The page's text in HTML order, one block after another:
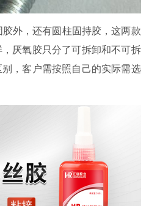
外，还有圆柱固持胶，这两款
厌氧胶只分了可拆卸和不可拆
，客户需按照自己的实际需选